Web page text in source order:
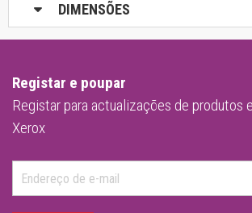
DIMENSÕES
Registar e poupar
Registar para actualizações de produtos
Xerox